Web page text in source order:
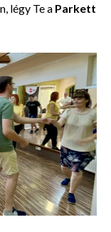
légy Te a Parkett